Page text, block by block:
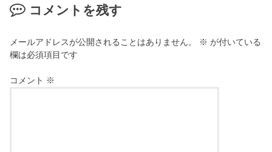
コメントを残す
メールアドレスが公開されることはありません。 ※ が付いている
欄は必須項目です
コメント ※